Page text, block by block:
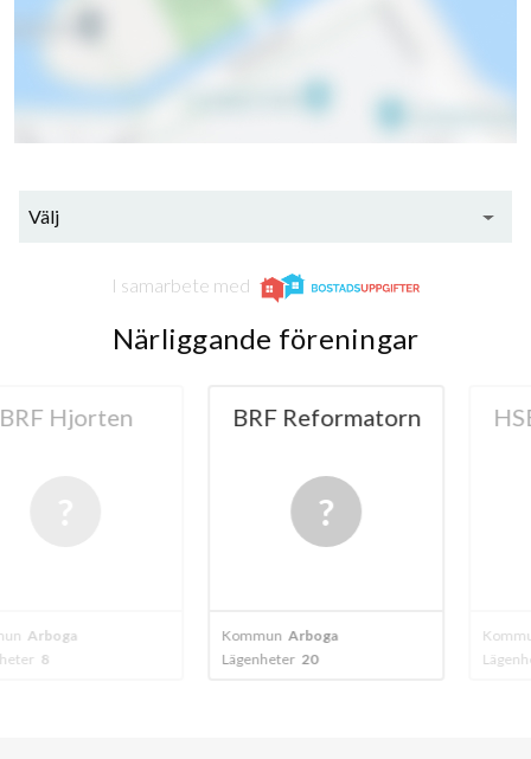
Välj
I samarbete med
Närliggande föreningar
BRF Reformatorn
Arboga
Lägenheter 20
HSB
Lägenheter 95